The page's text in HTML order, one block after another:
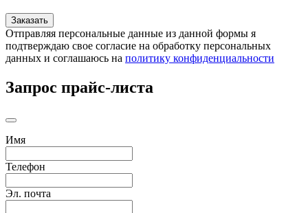
Отправляя персональные данные из данной формы я
подтверждаю свое согласие на обработку персональных
данных и соглашаюсь на политику конфиденциальности
Запрос прайс-листа
Имя
Телефон
Эл. почта